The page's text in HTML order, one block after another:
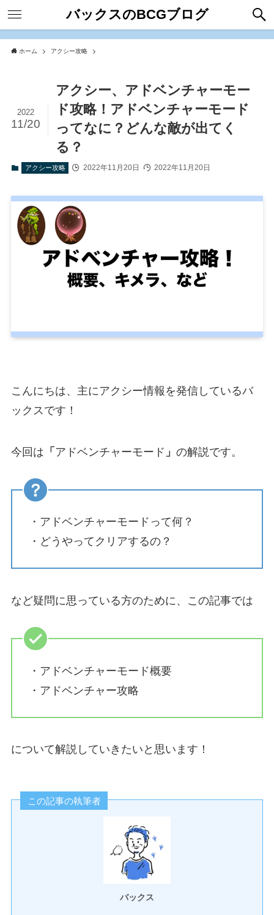
バックスのBCGブログ
ホーム アクシー攻略
アクシー、アドベンチャーモー
ド攻略！アドベンチャーモード
ってなに？どんな敵が出てく
る？
2022
11/20
アクシー攻略 2022年11月20日 2022年11月20日
こんにちは、主にアクシー情報を発信しているバ
ックスです！
今回は 「 アドベンチャーモード 」 の解説です。
・アドベンチャーモードって何？
・どうやってクリアするの？
など疑問に思っている方のために、この記事では
・アドベンチャーモード概要
・アドベンチャー攻略
について解説していきたいと思います！
この記事の執筆者
バックス